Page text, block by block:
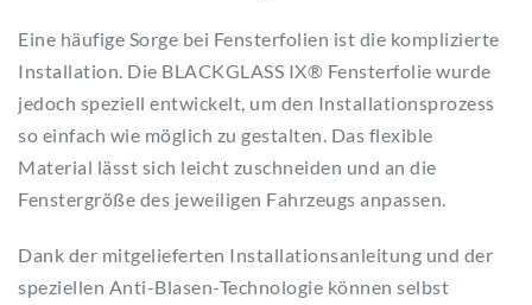
Eine häufige Sorge bei Fensterfolien ist die komplizierte
Installation. Die BLACKGLASS IX® Fensterfolie wurde
jedoch speziell entwickelt, um den Installationsprozess
so einfach wie möglich zu gestalten. Das flexible
Material lässt sich leicht zuschneiden und an die
Fenstergröße des jeweiligen Fahrzeugs anpassen.
Dank der mitgelieferten Installationsanleitung und der
speziellen Anti-Blasen-Technologie können selbst